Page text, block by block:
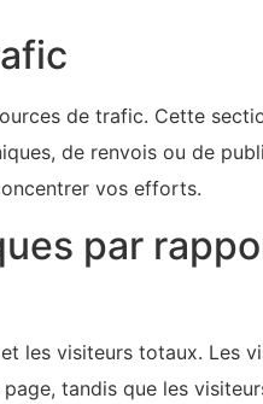
de trafic. Cette
de renvois ou de
vos efforts.
par
les visiteurs totaux. Les
tandis que les